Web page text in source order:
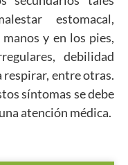
estomacal,
y en los pies,
debilidad
respirar, entre otras.
síntomas se debe
atención médica.